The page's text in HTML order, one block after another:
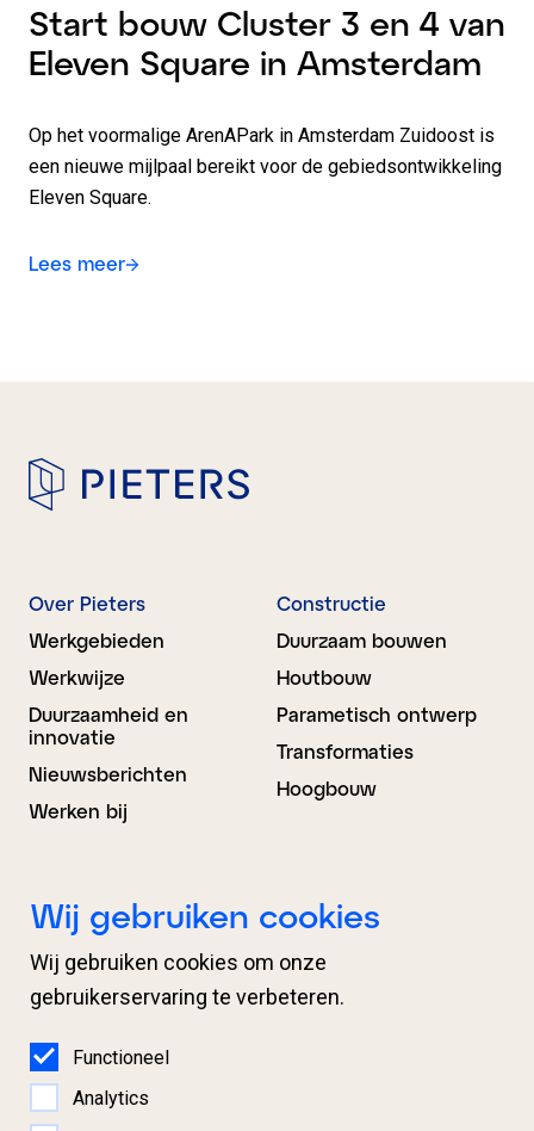
Wij gebruiken cookies
Wij gebruiken cookies om onze
gebruikerservaring te verbeteren.
Functioneel
Analytics
Start bouw Cluster 3 en 4 van
Eleven Square in Amsterdam
Op het voormalige ArenAPark in Amsterdam Zuidoost is
een nieuwe mijlpaal bereikt voor de gebiedsontwikkeling
Eleven Square.
Lees meer
Over Pieters
Werkgebieden
Werkwijze
Duurzaamheid en
innovatie
Nieuwsberichten
Werken bij
Constructie
Duurzaam bouwen
Houtbouw
Parametisch ontwerp
Transformaties
Hoogbouw
Ontwerp
Engineering
Proces­begeleiding
Expertises
Projectondersteuning
Organisatieondersteuni
ng